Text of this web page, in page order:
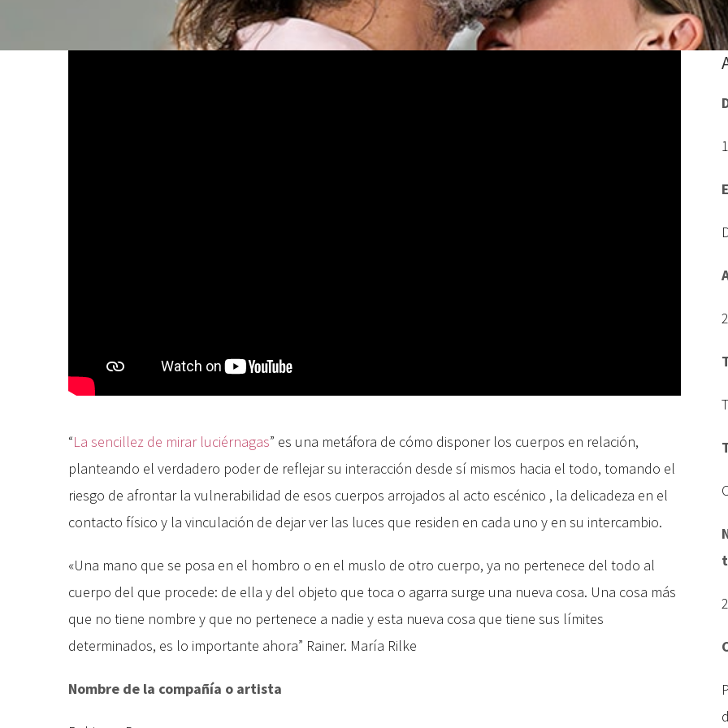
“La sencillez de mirar luciérnagas” es una metáfora de cómo disponer los cuerpos en relación,
planteando el verdadero poder de reflejar su interacción desde sí mismos hacia el todo, tomando el
riesgo de afrontar la vulnerabilidad de esos cuerpos arrojados al acto escénico , la delicadeza en el
contacto físico y la vinculación de dejar ver las luces que residen en cada uno y en su intercambio.
«Una mano que se posa en el hombro o en el muslo de otro cuerpo, ya no pertenece del todo al
cuerpo del que procede: de ella y del objeto que toca o agarra surge una nueva cosa. Una cosa más
que no tiene nombre y que no pertenece a nadie y esta nueva cosa que tiene sus límites
determinados, es lo importante ahora” Rainer. María Rilke
Nombre de la compañía o artista